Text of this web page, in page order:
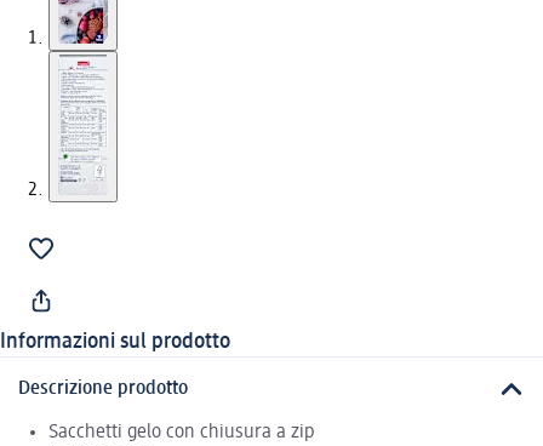
Informazioni sul prodotto
Descrizione prodotto
Sacchetti gelo con chiusura a zip